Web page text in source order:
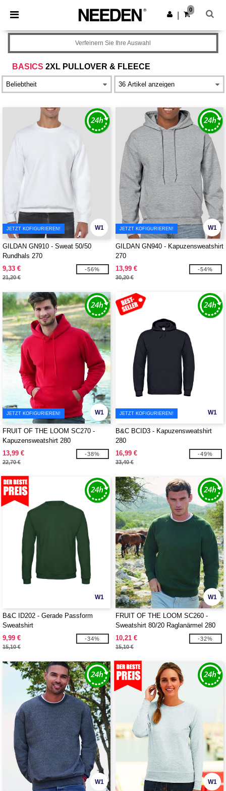
× Needen App
Bessere Preise in der App!
App holen
0
BASICS 2XL PULLOVER & FLEECE
Verfeinern Sie Ihre Auswahl
W1
JETZT KOFIGURIEREN!
GILDAN GN910 - Sweat 50/50
Rundhals 270
9,33 €
21,20 €
-56%
W1
JETZT KOFIGURIEREN!
GILDAN GN940 - Kapuzensweatshirt
270
13,99 €
30,20 €
-54%
W1
JETZT KOFIGURIEREN!
FRUIT OF THE LOOM SC270 -
Kapuzensweatshirt 280
13,99 €
22,70 €
-38%
W1
JETZT KOFIGURIEREN!
B&C BCID3 - Kapuzensweatshirt
280
16,99 €
33,40 €
-49%
W1
B&C ID202 - Gerade Passform
Sweatshirt
9,99 €
15,10 €
-34%
W1
FRUIT OF THE LOOM SC260 -
Sweatshirt 80/20 Raglanärmel 280
10,21 €
15,10 €
-32%
W1 W1